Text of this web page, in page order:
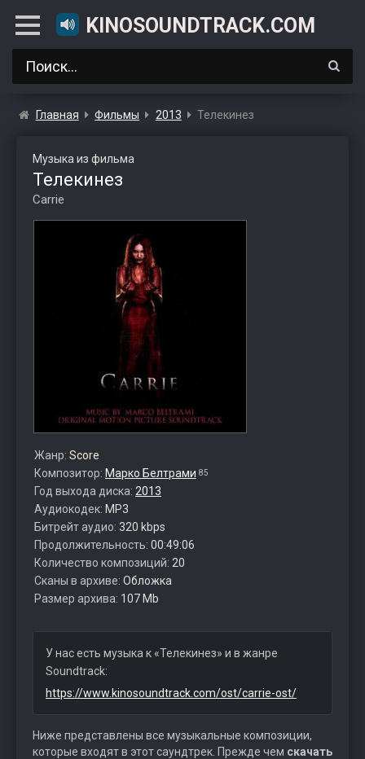
KINOSOUNDTRACK.COM
Главная Фильмы 2013 Телекинез
Музыка из фильма
Телекинез
Carrie
Жанр: Score
Композитор: Марко Белтрами 85
Год выхода диска: 2013
Аудиокодек: MP3
Битрейт аудио: 320 kbps
Продолжительность: 00:49:06
Количество композиций: 20
Сканы в архиве: Обложка
Размер архива: 107 Mb
У нас есть музыка к «Телекинез» и в жанре
Soundtrack:
https://www.kinosoundtrack.com/ost/carrie-ost/
Ниже представлены все музыкальные композиции,
которые входят в этот саундтрек. Прежде чем скачать